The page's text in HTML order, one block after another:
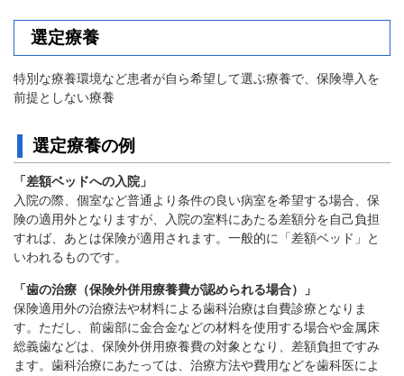
選定療養
特別な療養環境など患者が自ら希望して選ぶ療養で、保険導入を
前提としない療養
選定療養の例
「差額ベッドへの入院」
入院の際、個室など普通より条件の良い病室を希望する場合、保
険の適用外となりますが、入院の室料にあたる差額分を自己負担
すれば、あとは保険が適用されます。一般的に「差額ベッド」と
いわれるものです。
「歯の治療（保険外併用療養費が認められる場合）」
保険適用外の治療法や材料による歯科治療は自費診療となりま
す。ただし、前歯部に金合金などの材料を使用する場合や金属床
総義歯などは、保険外併用療養費の対象となり、差額負担ですみ
ます。歯科治療にあたっては、治療方法や費用などを歯科医によ